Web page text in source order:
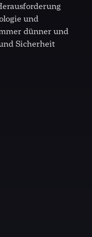
und
dünner und
Sicherheit